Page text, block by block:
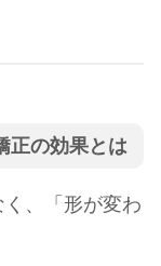
正の効果とは
、「形が変わ